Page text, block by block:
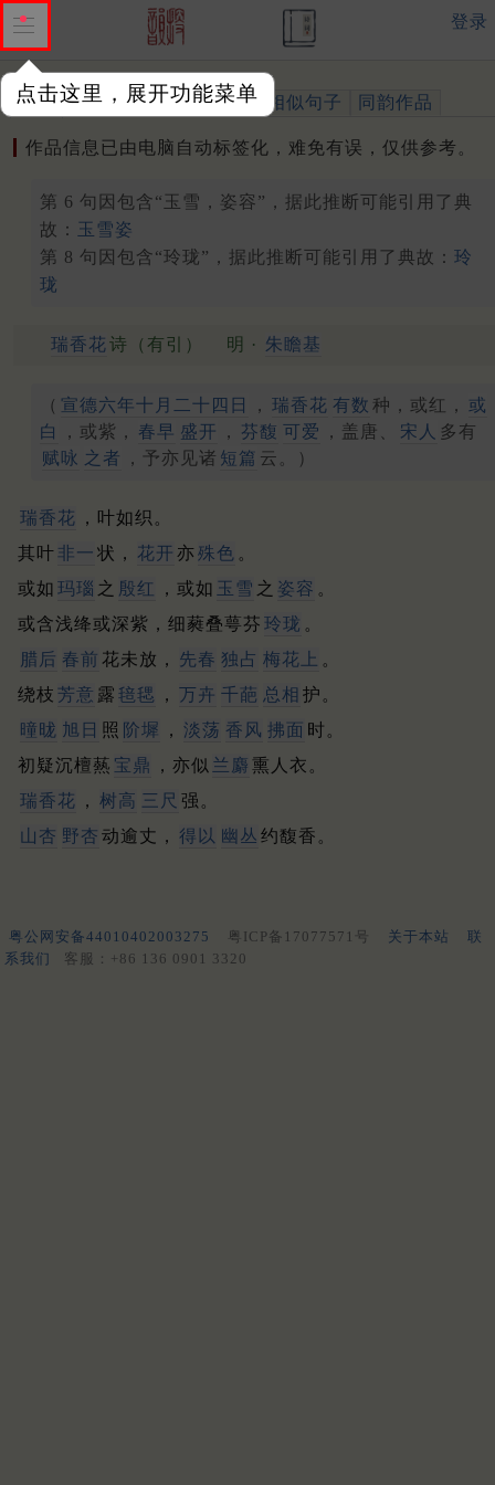
点击这里，展开功能菜单
登录
作品 标注四声 出处、引用 相似句子 同韵作品
作品信息已由电脑自动标签化，难免有误，仅供参考。
第 6 句因包含“玉雪，姿容”，据此推断可能引用了典
故： 玉雪姿
第 8 句因包含“玲珑”，据此推断可能引用了典故： 玲
珑
瑞香花诗（有引） 明 · 朱瞻基
（ 宣德六年十月二十四日 ， 瑞香花 有数 种，或红，
或
白
，或紫， 春早 盛开 ， 芬馥 可爱 ，盖唐、 宋人 多有
赋咏 之者 ，予亦见诸 短篇 云。）
瑞香花 ，叶如织。
其叶非一 状， 花开 亦殊色 。
或如 玛瑙 之 殷红 ，或如 玉雪 之 姿容 。
或含浅绛或深紫，细蕤叠萼芬 玲珑 。
腊后 春前 花未放， 先春 独占 梅花上 。
绕枝 芳意 露 毰毸 ， 万卉 千葩 总相 护。
曈昽 旭日 照 阶墀 ， 淡荡 香风 拂面 时。
初疑沉檀爇 宝鼎 ，亦似 兰麝 熏人衣。
瑞香花 ， 树高 三尺 强。
山杏 野杏 动逾丈， 得以 幽丛 约馥香。
粤公网安备44010402003275 粤ICP备17077571号 关于本站
联
系我们
客服：+86 136 0901 3320